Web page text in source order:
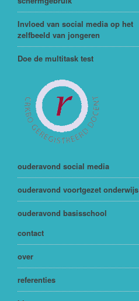
Invloed van social media op het
zelfbeeld van jongeren
Doe de multitask test
ouderavond social media
ouderavond voortgezet onderwijs
ouderavond basisschool
contact
over
referenties